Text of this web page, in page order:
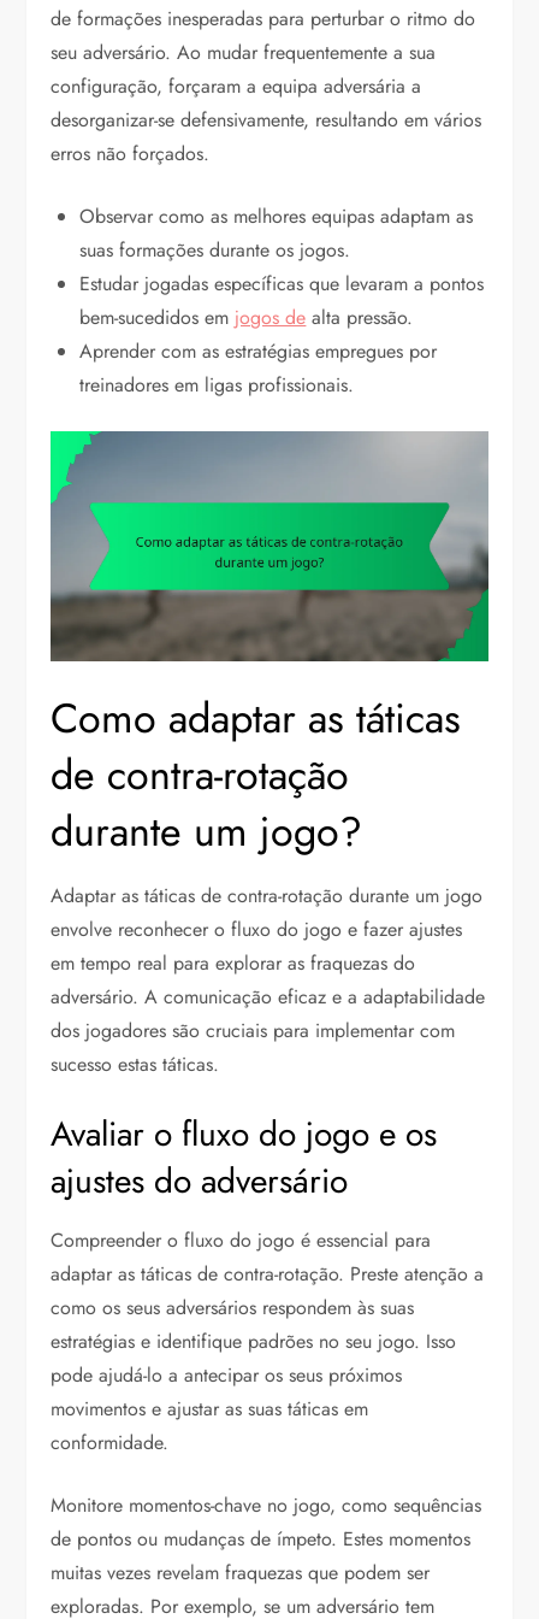
de formações inesperadas para perturbar o ritmo do
seu adversário. Ao mudar frequentemente a sua
configuração, forçaram a equipa adversária a
desorganizar-se defensivamente, resultando em vários
erros não forçados.
Observar como as melhores equipas adaptam as
suas formações durante os jogos.
Estudar jogadas específicas que levaram a pontos
bem-sucedidos em jogos de alta pressão.
Aprender com as estratégias empregues por
treinadores em ligas profissionais.
Como adaptar as táticas
de contra-rotação
durante um jogo?
Adaptar as táticas de contra-rotação durante um jogo
envolve reconhecer o fluxo do jogo e fazer ajustes
em tempo real para explorar as fraquezas do
adversário. A comunicação eficaz e a adaptabilidade
dos jogadores são cruciais para implementar com
sucesso estas táticas.
Avaliar o fluxo do jogo e os
ajustes do adversário
Compreender o fluxo do jogo é essencial para
adaptar as táticas de contra-rotação. Preste atenção a
como os seus adversários respondem às suas
estratégias e identifique padrões no seu jogo. Isso
pode ajudá-lo a antecipar os seus próximos
movimentos e ajustar as suas táticas em
conformidade.
Monitore momentos-chave no jogo, como sequências
de pontos ou mudanças de ímpeto. Estes momentos
muitas vezes revelam fraquezas que podem ser
exploradas. Por exemplo, se um adversário tem